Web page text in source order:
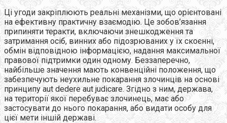
Ці угоди закріплюють реальні механізми, що орієнтовані
на ефективну практичну взаємодію. Це зобов’язання
припиняти теракти, включаючи знешкодження та
затримання осіб, винних або підозрюваних у їх скоєнні,
обмін відповідною інформацією, надання максимальної
правової підтримки один одному. Беззаперечно,
найбільше значення мають конвенційні положення, що
забезпечують неухильне покарання злочинців на основі
принципу aut dedere aut judicare. Згідно з ним, держава,
на території якої перебуває злочинець, має або
застосувати до нього покарання, або видати особу для
цієї мети іншій державі.